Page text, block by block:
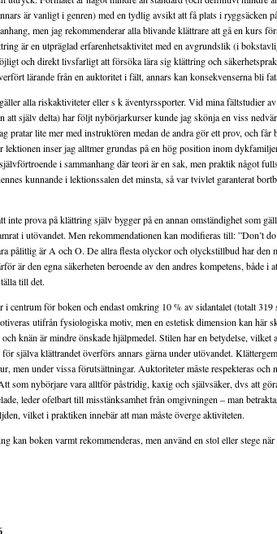
är vanligt i genren) med en tydlig avsikt att få plats i ryggsäcken
men jag rekommenderar alla blivande klättrare att gå en kurs
är en utpräglad erfarenhetsaktivitet med en avgrundslik (i
och direkt livsfarligt att försöka lära sig klättring och
lärande från en auktoritet i fält, annars kan konsekvenserna bli
alla riskaktiviteter eller s k äventyrssporter. Vid mina fältstudier
att själv delta) har följt nybörjarkurser kunde jag skönja en viss
pratar lite mer med instruktören medan de andra gör ett prov, och
lektionen inser jag alltmer grundas på en hög position inom
i sammanhang där teori är en sak, men praktik något
kunnande i lektionssalen det minsta, så var tvivlet garanterat
inte prova på klättring själv bygger på en annan omständighet som
i utövandet. Men rekommendationen kan modifieras till: ”Don’t
pålitlig är A och O. De allra flesta olyckor och olyckstillbud har den
är den egna säkerheten beroende av den andres kompetens, både
till det.
i centrum för boken och endast omkring 10 % av sidantalet (totalt
utifrån fysiologiska motiv, men en estetisk dimension kan här
knän är mindre önskade hjälpmedel. Stilen har en betydelse,
själva klättrandet överförs annars gärna under utövandet.
men under vissa förutsättningar. Auktoriteter måste respekteras och
som nybörjare vara alltför påstridig, kaxig och självsäker, dvs att
leder ofelbart till misstänksamhet från omgivningen – man
vilket i praktiken innebär att man måste överge aktiviteten.
kan boken varmt rekommenderas, men använd en stol eller stege